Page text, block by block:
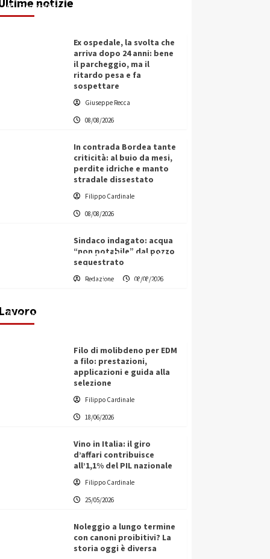
Giuseppe Recca
Ex ospedale, la svolta che
arriva dopo 24 anni: bene
il parcheggio, ma il
ritardo pesa e fa
sospettare
Giuseppe Recca
08/08/2026
In contrada Bordea tante
criticità: al buio da mesi,
perdite idriche e manto
stradale dissestato
Filippo Cardinale
08/08/2026
Sindaco indagato: acqua
“non potabile” dal pozzo
sequestrato
Redazione 08/08/2026
Lavoro
L’ingegnere saccense Buscarnera
partner chiave di un progetto
transnazionale per la transizione
Filippo Cardinale
Filo di molibdeno per EDM
a filo: prestazioni,
applicazioni e guida alla
selezione
Filippo Cardinale
18/06/2026
Vino in Italia: il giro
d’affari contribuisce
all’1,1% del PIL nazionale
Filippo Cardinale
25/05/2026
Noleggio a lungo termine
con canoni proibitivi? La
storia oggi è diversa